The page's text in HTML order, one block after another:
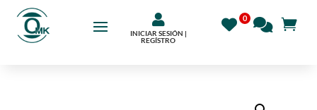

INICIAR SESIÓN |
REGÍSTRO